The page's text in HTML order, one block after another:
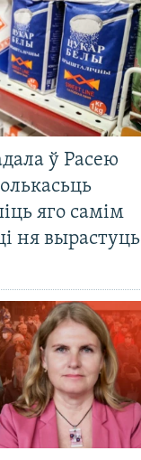
ў Расею
яго самім
ня вырастуць